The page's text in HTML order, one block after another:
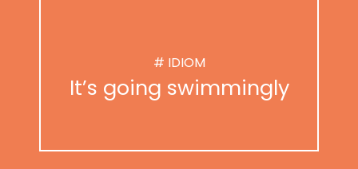
# IDIOM
It’s going swimmingly